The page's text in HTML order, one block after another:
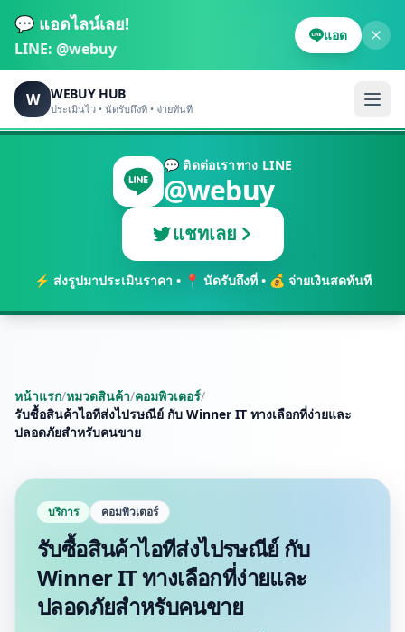
💬 แอดไลน์เลย!
LINE: @webuy
แอด
W WEBUY HUB
ประเมินไว • นัดรับถึงที่ • จ่ายทันที
💬 ติดต่อเราทาง LINE
@webuy
แชทเลย
⚡ ส่งรูปมาประเมินราคา • 📍 นัดรับถึงที่ • 💰 จ่ายเงินสดทันที
หน้าแรก/หมวดสินค้า/คอมพิวเตอร์/
รับซื้อสินค้าไอทีส่งไปรษณีย์ กับ Winner IT ทางเลือกที่ง่ายและ
ปลอดภัยสำหรับคนขาย
บริการ คอมพิวเตอร์
รับซื้อสินค้าไอทีส่งไปรษณีย์ กับ
Winner IT ทางเลือกที่ง่ายและ
ปลอดภัยสำหรับคนขาย